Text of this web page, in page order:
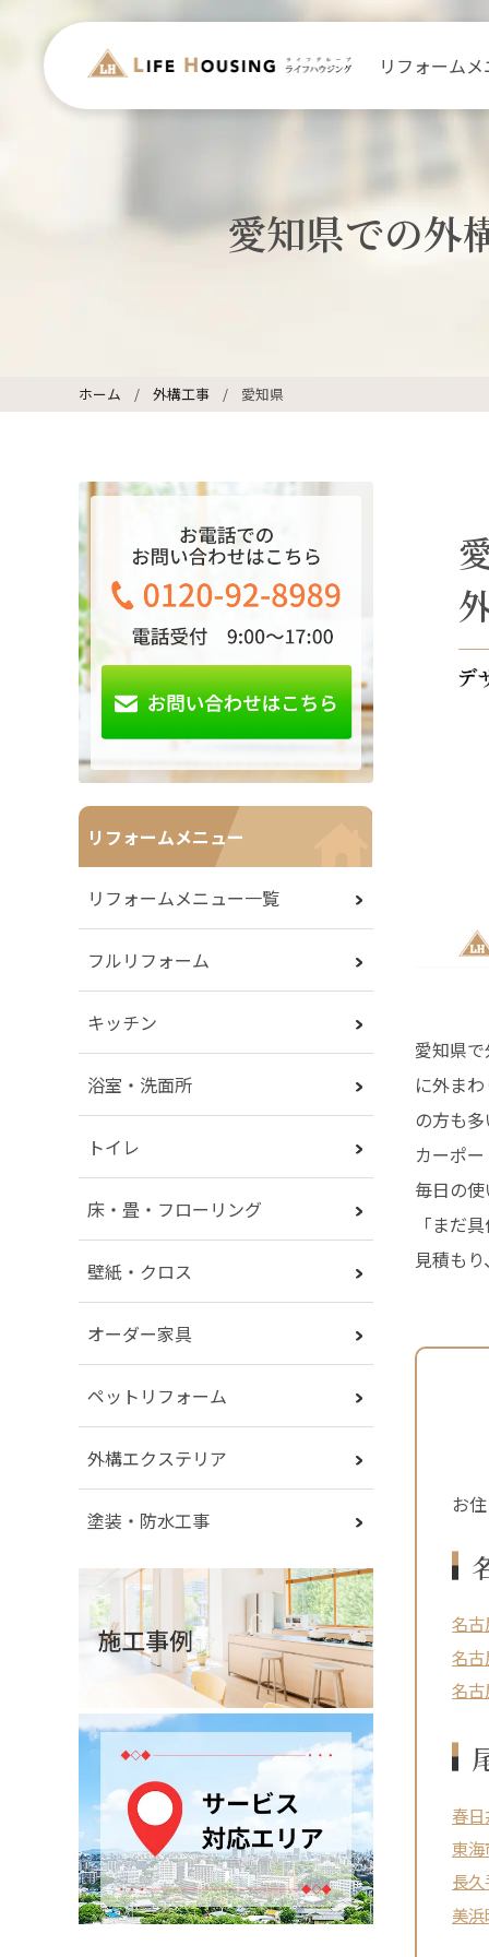
リフォームメ
愛知県での外
ホーム 外構工事 愛知県
愛知県
に外ま
の方も
カーポ
毎日の
「まだ
見積も
お
名
名
名
春
東海
長
美
リフォームメニュー
リフォームメニュー一覧
フルリフォーム
キッチン
浴室・洗面所
トイレ
床・畳・フローリング
壁紙・クロス
オーダー家具
ペットリフォーム
外構エクステリア
塗装・防水工事